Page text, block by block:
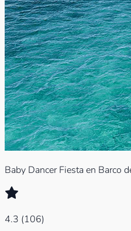
Baby Dancer Fiesta en Barco
4.3 (106)